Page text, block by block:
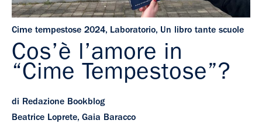
Cime tempestose 2024, Laboratorio, Un libro tante scuole
Cos’è l’amore in
“Cime Tempestose”?
di Redazione Bookblog
Beatrice Loprete, Gaia Baracco